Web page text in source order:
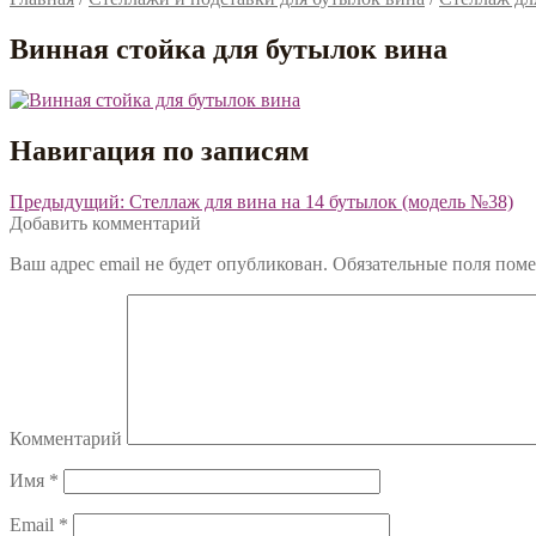
Винная стойка для бутылок вина
Навигация по записям
Предыдущий: Стеллаж для вина на 14 бутылок (модель №38)
Добавить комментарий
Ваш адрес email не будет опубликован. Обязательные поля
Комментарий
Имя *
Email *